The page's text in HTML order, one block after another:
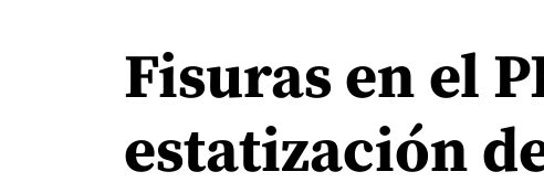
Fisuras en el
estatización